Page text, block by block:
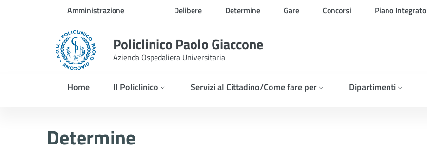
Skip to Main ContentAmministrazione
trasparente
Delibere Determine Gare Concorsi
Piano
Organizzazione
Policlinico Paolo Giaccone
Azienda Ospedaliera Universitaria
Home Il Policlinico Servizi al Cittadino/Come fare per Dipartimenti
Determine